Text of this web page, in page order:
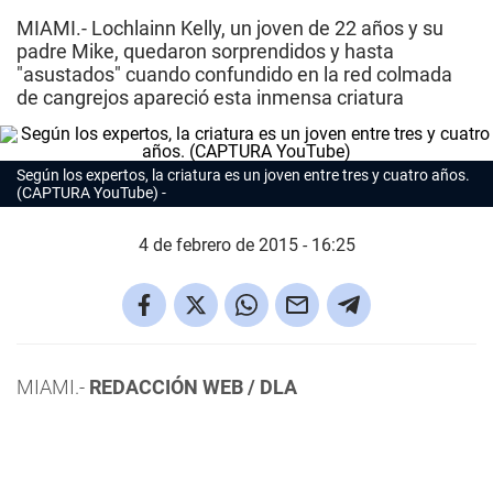
MIAMI.- Lochlainn Kelly, un joven de 22 años y su
padre Mike, quedaron sorprendidos y hasta
"asustados" cuando confundido en la red colmada
de cangrejos apareció esta inmensa criatura
Según los expertos, la criatura es un joven entre tres y cuatro años.
(CAPTURA YouTube)
4 de febrero de 2015 - 16:25
MIAMI.- REDACCIÓN WEB / DLA